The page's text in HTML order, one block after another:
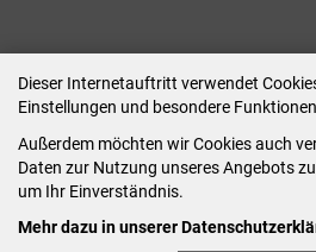
Dieser Internetauftritt verwendet
Einstellungen und besondere
Außerdem möchten wir Cookies auch
Daten zur Nutzung unseres Angebots
um Ihr Einverständnis.
Mehr dazu in unserer
Montag: 09:00-12:00 /14:00-
Dienstag: 09:00-12:00 /14:00-
Mittwoch: 09:00 - 12:00 Uhr